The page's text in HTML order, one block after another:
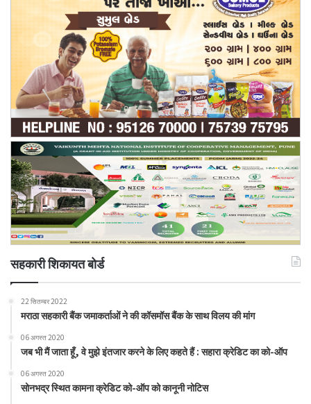
सहकारी शिकायत बोर्ड
22 सितम्बर 2022
मराठा सहकारी बैंक जमाकर्ताओं ने की कॉसमॉस बैंक के साथ विलय की मांग
06 अगस्त 2020
जब भी मैं जाता हूँ, वे मुझे इंतजार करने के लिए कहते हैं : सहारा क्रेडिट का को-ऑप
06 अगस्त 2020
सोनभद्र स्थित कामना क्रेडिट को-ऑप को कानूनी नोटिस